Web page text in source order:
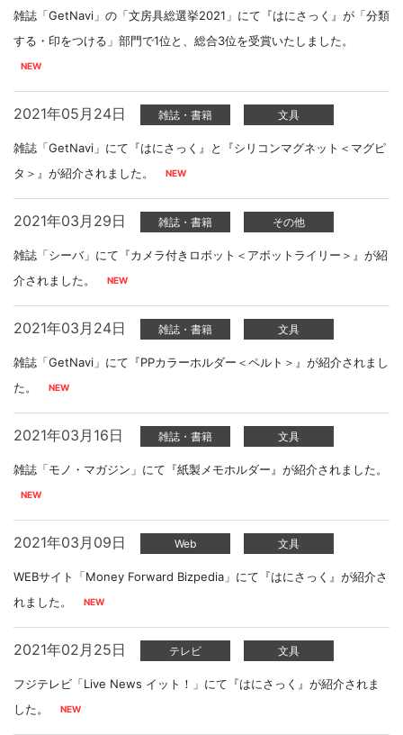
雑誌「GetNavi」の「文房具総選挙2021」にて『はにさっく』が「分類
する・印をつける」部門で1位と、総合3位を受賞いたしました。
2021年05月24日 雑誌・書籍 文具
雑誌「GetNavi」にて『はにさっく』と『シリコンマグネット＜マグピ
タ＞』が紹介されました。
2021年03月29日 雑誌・書籍 その他
雑誌「シーバ」にて『カメラ付きロボット＜アボットライリー＞』が紹
介されました。
2021年03月24日 雑誌・書籍 文具
雑誌「GetNavi」にて『PPカラーホルダー＜ペルト＞』が紹介されまし
た。
2021年03月16日 雑誌・書籍 文具
雑誌「モノ・マガジン」にて『紙製メモホルダー』が紹介されました。
2021年03月09日 Web 文具
WEBサイト「Money Forward Bizpedia」にて『はにさっく』が紹介さ
れました。
2021年02月25日 テレビ 文具
フジテレビ「Live News イット！」にて『はにさっく』が紹介されま
した。